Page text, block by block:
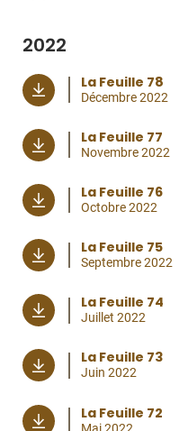
2022
La Feuille 78
Décembre 2022
La Feuille 77
Novembre 2022
La Feuille 76
Octobre 2022
La Feuille 75
Septembre 2022
La Feuille 74
Juillet 2022
La Feuille 73
Juin 2022
La Feuille 72